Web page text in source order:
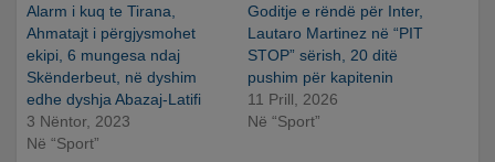
Alarm i kuq te Tirana,
Ahmatajt i përgjysmohet
ekipi, 6 mungesa ndaj
Skënderbeut, në dyshim
edhe dyshja Abazaj-Latifi
3 Nëntor, 2023
Në “Sport”
Goditje e rëndë për Inter,
Lautaro Martinez në “PIT
STOP” sërish, 20 ditë
pushim për kapitenin
11 Prill, 2026
Në “Sport”